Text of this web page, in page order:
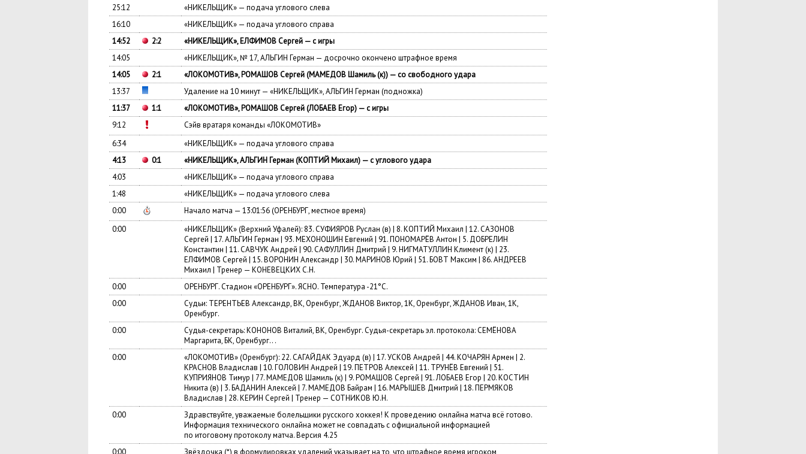
25:12
«НИКЕЛЬЩИК» — подача углового слева
16:10
«НИКЕЛЬЩИК» — подача углового справа
14:52
2:2
«НИКЕЛЬЩИК», ЕЛФИМОВ Сергей — с игры
14:05
«НИКЕЛЬЩИК», № 17, АЛЬГИН Герман — досрочно окончено штрафное время
14:05
2:1
«ЛОКОМОТИВ», РОМАШОВ Сергей (МАМЕДОВ Шамиль (к)) — со свободного удара
13:37
Удаление на 10 минут — «НИКЕЛЬЩИК», АЛЬГИН Герман (подножка)
11:37
1:1
«ЛОКОМОТИВ», РОМАШОВ Сергей (ЛОБАЕВ Егор) — с игры
9:12
Сэйв вратаря команды «ЛОКОМОТИВ»
6:34
«НИКЕЛЬЩИК» — подача углового справа
4:13
0:1
«НИКЕЛЬЩИК», АЛЬГИН Герман (КОПТИЙ Михаил) — с углового удара
4:03
«НИКЕЛЬЩИК» — подача углового справа
1:48
«НИКЕЛЬЩИК» — подача углового слева
0:00
Начало матча — 13:01:56 (ОРЕНБУРГ, местное время)
0:00
«НИКЕЛЬЩИК» (Верхний Уфалей): 83. СУФИЯРОВ Руслан (в) | 8. КОПТИЙ Михаил | 12. САЗОНОВ
Сергей | 17. АЛЬГИН Герман | 93. МЕХОНОШИН Евгений | 91. ПОНОМАРЁВ Антон | 5. ДОБРЕЛИН
Константин | 11. САВЧУК Андрей | 90. САФУЛЛИН Дмитрий | 9. НИГМАТУЛЛИН Климент (к) | 23.
ЕЛФИМОВ Сергей | 15. ВОРОНИН Александр | 30. МАРИНОВ Юрий | 51. БОВТ Максим | 86. АНДРЕЕВ
Михаил | Тренер — КОНЕВЕЦКИХ С.Н.
0:00
ОРЕНБУРГ. Cтадион «ОРЕНБУРГ». ЯСНО. Температура -21°C.
0:00
Судьи: ТЕРЕНТЬЕВ Александр, ВК, Оренбург, ЖДАНОВ Виктор, 1К, Оренбург, ЖДАНОВ Иван, 1К,
Оренбург.
0:00
Судья-секретарь: КОНОНОВ Виталий, ВК, Оренбург. Судья-секретарь эл. протокола: СЕМЁНОВА
Маргарита, БК, Оренбург.. .
0:00
«ЛОКОМОТИВ» (Оренбург): 22. САГАЙДАК Эдуард (в) | 17. УСКОВ Андрей | 44. КОЧАРЯН Армен | 2.
КРАСНОВ Владислав | 10. ГОЛОВИН Андрей | 19. ПЕТРОВ Алексей | 11. ТРУНЁВ Евгений | 51.
КУПРИЯНОВ Тимур | 77. МАМЕДОВ Шамиль (к) | 9. РОМАШОВ Сергей | 91. ЛОБАЕВ Егор | 20. КОСТИН
Никита (в) | 3. БАДАНИН Алексей | 7. МАМЕДОВ Байрам | 16. МАРЫШЕВ Дмитрий | 18. ПЕРМЯКОВ
Владислав | 28. КЕРИН Сергей | Тренер — СОТНИКОВ Ю.Н.
0:00
Здравствуйте, уважаемые болельщики русского хоккея! К проведению онлайна матча всё готово.
Информация технического онлайна может не совпадать с официальной информацией
по итоговому протоколу матча. Версия 4.25
0:00
Звёздочка (*) в формулировках удалений указывает на то, что штрафное время игроком